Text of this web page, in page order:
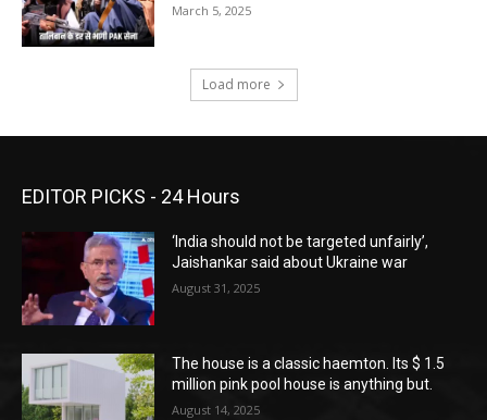
March 5, 2025
Load more
EDITOR PICKS - 24 Hours
‘India should not be targeted unfairly’,
Jaishankar said about Ukraine war
August 31, 2025
The house is a classic haemton. Its $ 1.5
million pink pool house is anything but.
August 14, 2025